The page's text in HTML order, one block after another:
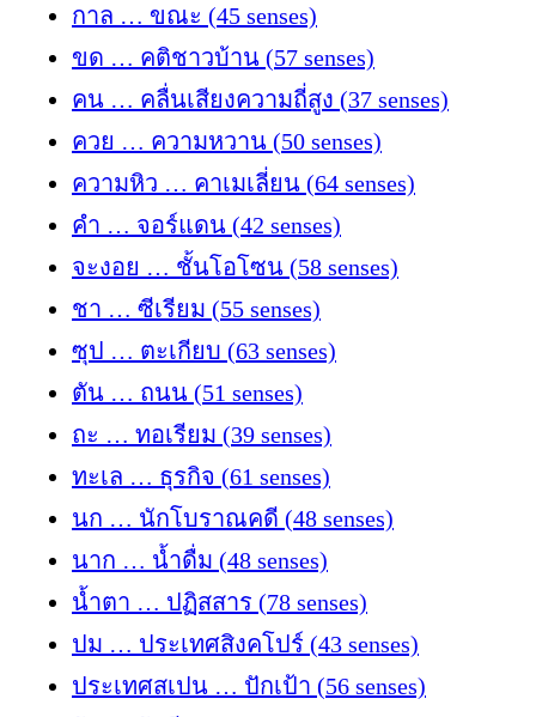
กาล … ขณะ (45 senses)
ขด … คติชาวบ้าน (57 senses)
คน … คลื่นเสียงความถี่สูง (37 senses)
ควย … ความหวาน (50 senses)
ความหิว … คาเมเลี่ยน (64 senses)
คำ … จอร์แดน (42 senses)
จะงอย … ชั้นโอโซน (58 senses)
ชา … ซีเรียม (55 senses)
ซุป … ตะเกียบ (63 senses)
ตัน … ถนน (51 senses)
ถะ … ทอเรียม (39 senses)
ทะเล … ธุรกิจ (61 senses)
นก … นักโบราณคดี (48 senses)
นาก … น้ำดื่ม (48 senses)
น้ำตา … ปฏิสสาร (78 senses)
ปม … ประเทศสิงคโปร์ (43 senses)
ประเทศสเปน … ปักเป้า (56 senses)